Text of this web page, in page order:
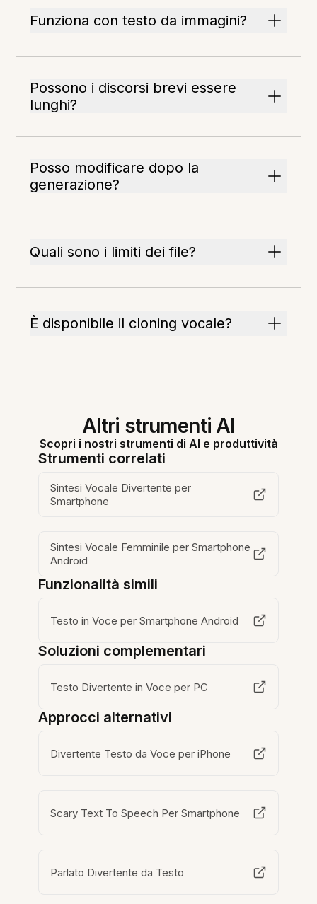
Funziona con testo da immagini?
Possono i discorsi brevi essere
lunghi?
Posso modificare dopo la
generazione?
Quali sono i limiti dei file?
È disponibile il cloning vocale?
Altri strumenti AI
Scopri i nostri strumenti di AI e produttività
Strumenti correlati
Sintesi Vocale Divertente per
Smartphone
Sintesi Vocale Femminile per Smartphone
Android
Funzionalità simili
Testo in Voce per Smartphone Android
Soluzioni complementari
Testo Divertente in Voce per PC
Approcci alternativi
Divertente Testo da Voce per iPhone
Scary Text To Speech Per Smartphone
Parlato Divertente da Testo